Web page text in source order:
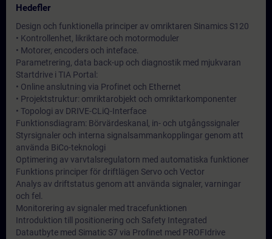
Hedefler
Design och funktionella principer av omriktaren Sinamics S120
• Kontrollenhet, likriktare och motormoduler
• Motorer, encoders och inteface.
Parametrering, data back-up och diagnostik med mjukvaran
Startdrive i TIA Portal:
• Online anslutning via Profinet och Ethernet
• Projektstruktur: omriktarobjekt och omriktarkomponenter
• Topologi av DRIVE-CLiQ-Interface
Funktionsdiagram: Börvärdeskanal, in- och utgångssignaler
Styrsignaler och interna signalsammankopplingar genom att
använda BiCo-teknologi
Optimering av varvtalsregulatorn med automatiska funktioner
Funktions principer för driftlägen Servo och Vector
Analys av driftstatus genom att använda signaler, varningar
och fel.
Monitorering av signaler med tracefunktionen
Introduktion till positionering och Safety Integrated
Datautbyte med Simatic S7 via Profinet med PROFIdrive